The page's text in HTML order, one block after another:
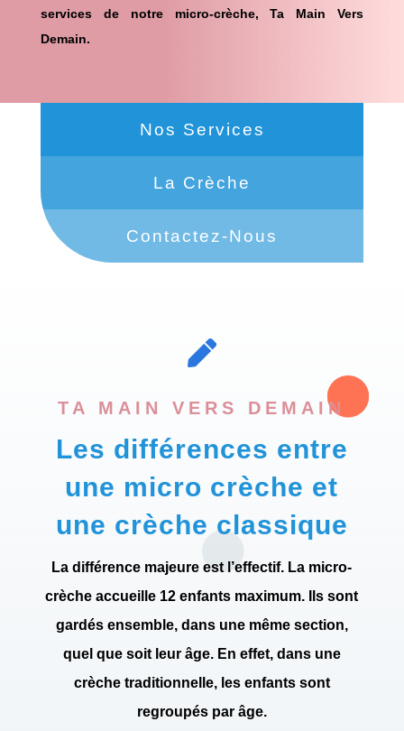
services de notre micro-crèche, Ta Main Vers
Demain.
Nos Services
La Crèche
Contactez-Nous

TA MAIN VERS DEMAIN
Les différences entre
une micro crèche et
une crèche classique
La différence majeure est l’effectif. La micro-
crèche accueille 12 enfants maximum. Ils sont
gardés ensemble, dans une même section,
quel que soit leur âge. En effet, dans une
crèche traditionnelle, les enfants sont
regroupés par âge.